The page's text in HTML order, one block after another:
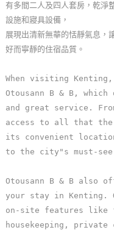
務
顧
滿
意
度
訂
管
理
有多間二人及四人套房，乾淨
設施和寢具設備，
展現出清新無華的恬靜氣息，
好而寧靜的住宿品質。
When visiting
Otousann B & B,
and great service.
access to all that
its convenient
to the city"s must-
Otousann B & B also
your stay in Kenting.
on-site features like
housekeeping,